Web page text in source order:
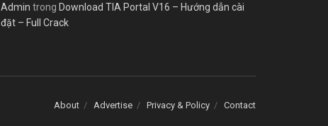
Admin trong Download TIA Portal V16 – Hướng dẫn cài
đặt – Full Crack
About Advertise Privacy & Policy Contact